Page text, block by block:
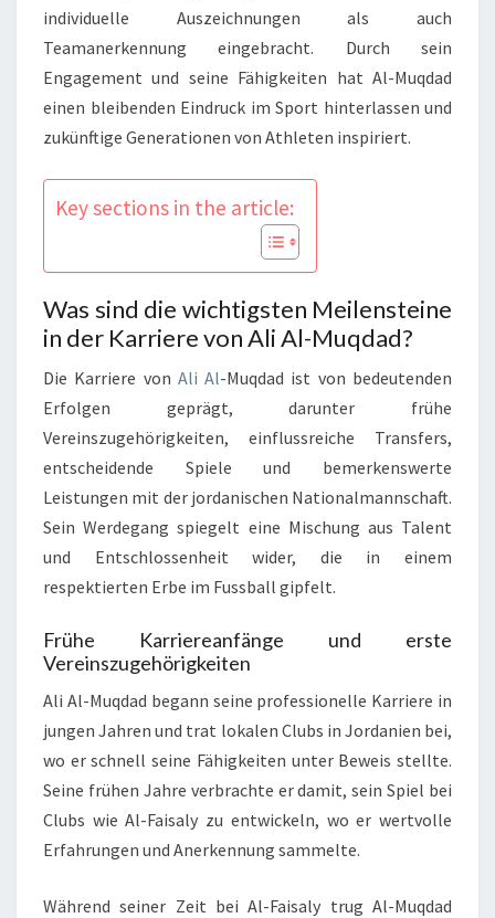
individuelle Auszeichnungen als auch
Teamanerkennung eingebracht. Durch sein
Engagement und seine Fähigkeiten hat Al-Muqdad
einen bleibenden Eindruck im Sport hinterlassen und
zukünftige Generationen von Athleten inspiriert.
Key sections in the article:
Was sind die wichtigsten Meilensteine
in der Karriere von Ali Al-Muqdad?
Die Karriere von Ali Al-Muqdad ist von bedeutenden
Erfolgen geprägt, darunter frühe
Vereinszugehörigkeiten, einflussreiche Transfers,
entscheidende Spiele und bemerkenswerte
Leistungen mit der jordanischen Nationalmannschaft.
Sein Werdegang spiegelt eine Mischung aus Talent
und Entschlossenheit wider, die in einem
respektierten Erbe im Fussball gipfelt.
Frühe Karriereanfänge und erste
Vereinszugehörigkeiten
Ali Al-Muqdad begann seine professionelle Karriere in
jungen Jahren und trat lokalen Clubs in Jordanien bei,
wo er schnell seine Fähigkeiten unter Beweis stellte.
Seine frühen Jahre verbrachte er damit, sein Spiel bei
Clubs wie Al-Faisaly zu entwickeln, wo er wertvolle
Erfahrungen und Anerkennung sammelte.
Während seiner Zeit bei Al-Faisaly trug Al-Muqdad